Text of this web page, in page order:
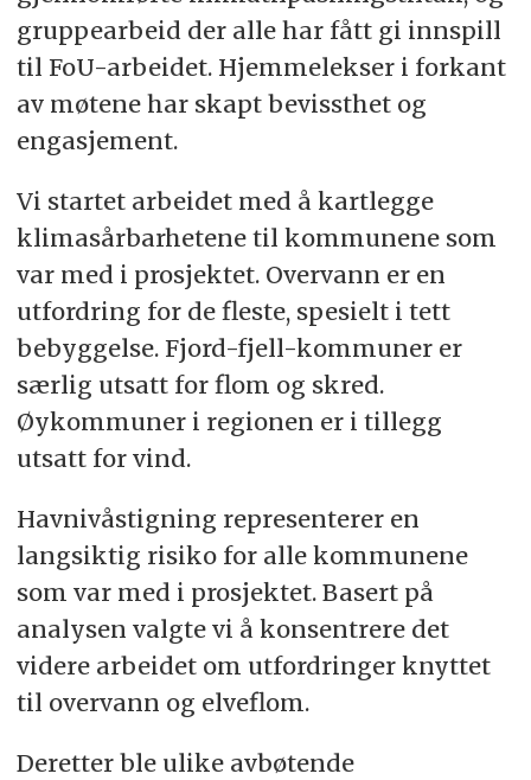
gruppearbeid der alle har fått gi innspill
til FoU-arbeidet. Hjemmelekser i forkant
av møtene har skapt bevissthet og
engasjement.
Vi startet arbeidet med å kartlegge
klimasårbarhetene til kommunene som
var med i prosjektet. Overvann er en
utfordring for de fleste, spesielt i tett
bebyggelse. Fjord-fjell-kommuner er
særlig utsatt for flom og skred.
Øykommuner i regionen er i tillegg
utsatt for vind.
Havnivåstigning representerer en
langsiktig risiko for alle kommunene
som var med i prosjektet. Basert på
analysen valgte vi å konsentrere det
videre arbeidet om utfordringer knyttet
til overvann og elveflom.
Deretter ble ulike avbøtende